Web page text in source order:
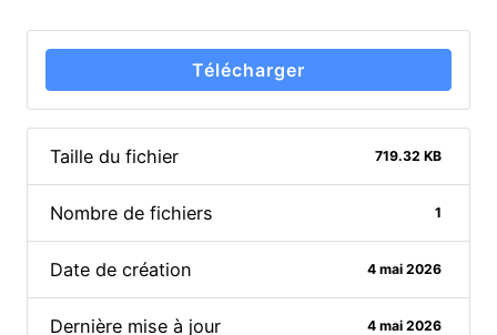
Télécharger
Taille du fichier 719.32 KB
Nombre de fichiers 1
Date de création 4 mai 2026
Dernière mise à jour 4 mai 2026